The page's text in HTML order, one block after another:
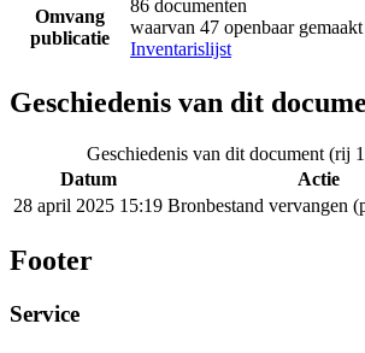
Omvang
publicatie
86 documenten
waarvan 47 openbaar gemaakt
Inventarislijst
Geschiedenis van dit
Geschiedenis van dit document (rij
Datum
Actie
28 april 2025 15:19 Bronbestand vervangen
Footer
Service